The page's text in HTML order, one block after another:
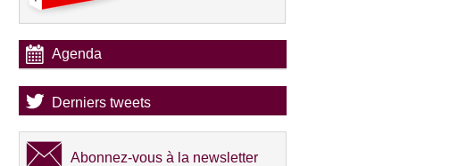
Agenda
Derniers tweets
Abonnez-vous à la newsletter